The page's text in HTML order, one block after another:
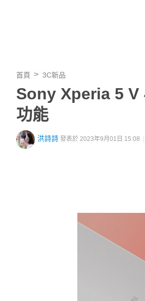
首頁 3C新品
Sony Xperia 5 V
功能
洪詩詩 發表於 2023年9月01日 15:08